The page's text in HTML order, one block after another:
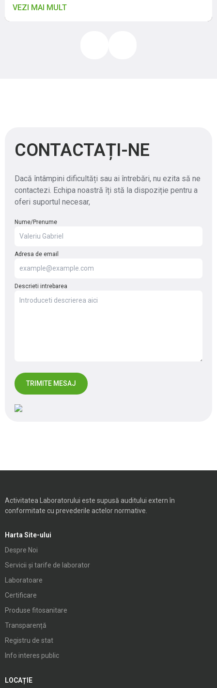
VEZI MAI MULT
CONTACTAȚI-NE
Dacă întâmpini dificultăți sau ai întrebări, nu ezita să ne
contactezi. Echipa noastră îți stă la dispoziție pentru a
oferi suportul necesar,
Nume/Prenume
Adresa de email
Descrieti intrebarea
Activitatea Laboratorului este supusă auditului extern în
conformitate cu prevederile actelor normative.
Harta Site-ului
Despre Noi
Servicii și tarife de laborator
Laboratoare
Certificare
Produse fitosanitare
Transparență
Registru de stat
Info interes public
LOCAȚIE